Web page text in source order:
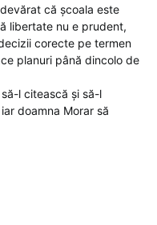
că școala este
libertate nu e prudent,
corecte pe termen
planuri până dincolo de
l citească și să-l
doamna Morar să